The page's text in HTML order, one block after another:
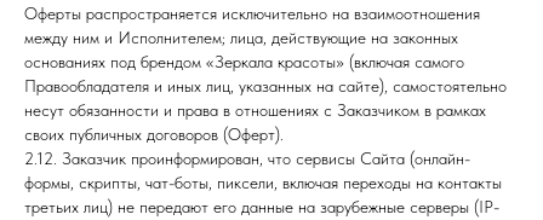
Оферты распространяется исключительно на взаимоотношения
между ним и Исполнителем; лица, действующие на законных
основаниях под брендом «Зеркала красоты» (включая самого
Правообладателя и иных лиц, указанных на сайте), самостоятельно
несут обязанности и права в отношениях с Заказчиком в рамках
своих публичных договоров (Оферт).
2.12. Заказчик проинформирован, что сервисы Сайта (онлайн-
формы, скрипты, чат-боты, пиксели, включая переходы на контакты
третьих лиц) не передают его данные на зарубежные серверы (IP-